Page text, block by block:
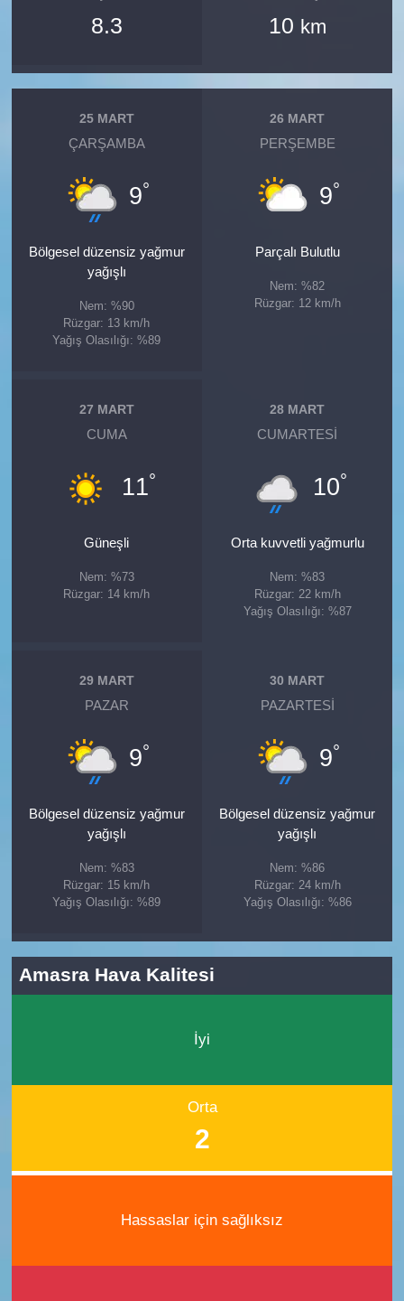
8.3 10 km
25 MART
ÇARŞAMBA
9°
Bölgesel düzensiz yağmur
yağışlı
Nem: %90
Rüzgar: 13 km/h
Yağış Olasılığı: %89
26 MART
PERŞEMBE
9°
Parçalı Bulutlu
Nem: %82
Rüzgar: 12 km/h
27 MART
CUMA
11°
Güneşli
Nem: %73
Rüzgar: 14 km/h
28 MART
CUMARTESI
10°
Orta kuvvetli yağmurlu
Nem: %83
Rüzgar: 22 km/h
Yağış Olasılığı: %87
29 MART
PAZAR
9°
Bölgesel düzensiz yağmur
yağışlı
Nem: %83
Rüzgar: 15 km/h
Yağış Olasılığı: %89
30 MART
PAZARTESI
9°
Bölgesel düzensiz yağmur
yağışlı
Nem: %86
Rüzgar: 24 km/h
Yağış Olasılığı: %86
Amasra Hava Kalitesi
İyi
Orta
2
Hassaslar için sağlıksız